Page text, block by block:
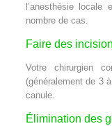
l’anesthésie
nombre de cas.
Faire des
Votre chirurgien
(généralement de 3
canule.
Élimination des